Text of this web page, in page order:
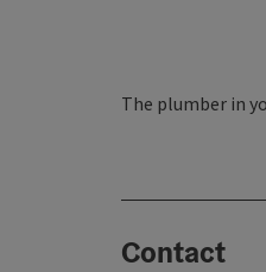
The plumber in
Contact